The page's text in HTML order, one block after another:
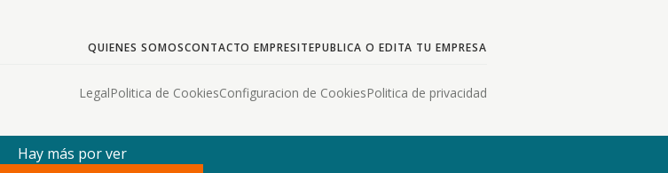
QUIENES SOMOSCONTACTO EMPRESITEPUBLICA O EDITA TU EMPRESA
LegalPolitica de CookiesConfiguracion de CookiesPolitica de privacidad
Hay más por ver